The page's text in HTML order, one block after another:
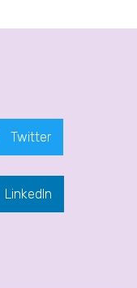
Twitter
LinkedIn